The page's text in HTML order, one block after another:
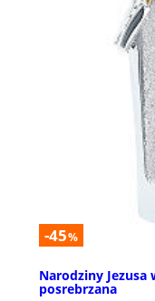
-45%
Narodziny
posrebrzana